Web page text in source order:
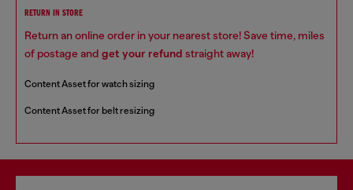
RETURN IN STORE
Return an online order in your nearest store! Save time, miles
of postage and get your refund straight away!
Content Asset for watch sizing
Content Asset for belt resizing